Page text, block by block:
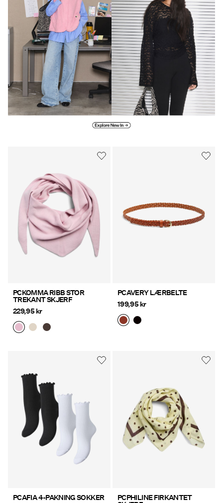
PCKOMMA RIBB STOR
TREKANT SKJERF
229,95 kr
PCAVERY LÆRBELTE
199,95 kr
PCAFIA 4-PAKNING SOKKER PCPHILINE FIRKANTET